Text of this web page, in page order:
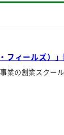
ィールズ）」
業の創業スクー